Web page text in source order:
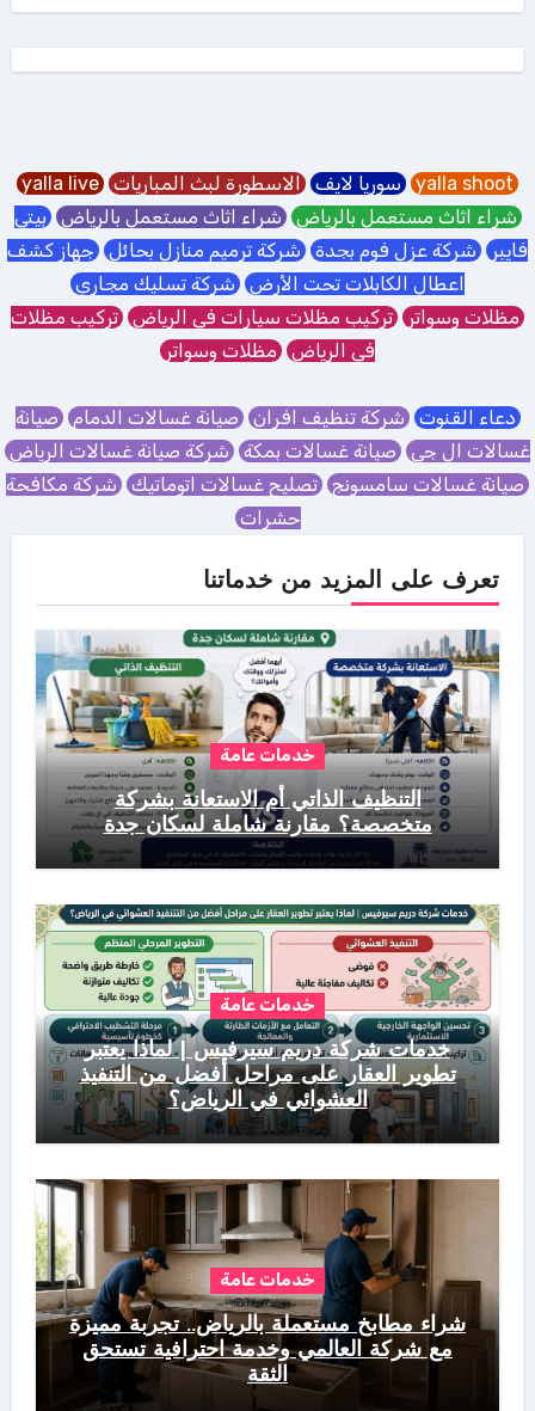
yalla shoot سوريا لايف الاسطورة لبث المباريات yalla live
شراء اثاث مستعمل بالرياض شراء اثاث مستعمل بالرياض بيتي
فايبر شركة عزل فوم بجدة شركة ترميم منازل بحائل جهاز كشف
اعطال الكابلات تحت الأرض شركة تسليك مجاري
مظلات وسواتر تركيب مظلات سيارات في الرياض تركيب مظلات
في الرياض مظلات وسواتر
دعاء القنوت شركة تنظيف افران صيانة غسالات الدمام صيانة
غسالات ال جي صيانة غسالات بمكة شركة صيانة غسالات الرياض
صيانة غسالات سامسونج تصليح غسالات اتوماتيك شركة مكافحة
حشرات
تعرف على المزيد من خدماتنا
خدمات عامة
التنظيف الذاتي أم الاستعانة بشركة
متخصصة؟ مقارنة شاملة لسكان جدة
خدمات عامة
خدمات شركة دريم سيرفيس | لماذا يعتبر
تطوير العقار على مراحل أفضل من التنفيذ
العشوائي في الرياض؟
خدمات عامة
شراء مطابخ مستعملة بالرياض.. تجربة مميزة
مع شركة العالمي وخدمة احترافية تستحق
الثقة